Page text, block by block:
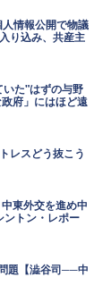
情報公開で物議
り込み、共産主
た"はずの与野
府」にはほど遠
レスどう抜こう
東外交を進め中
トン・レポー
題【澁谷司──中